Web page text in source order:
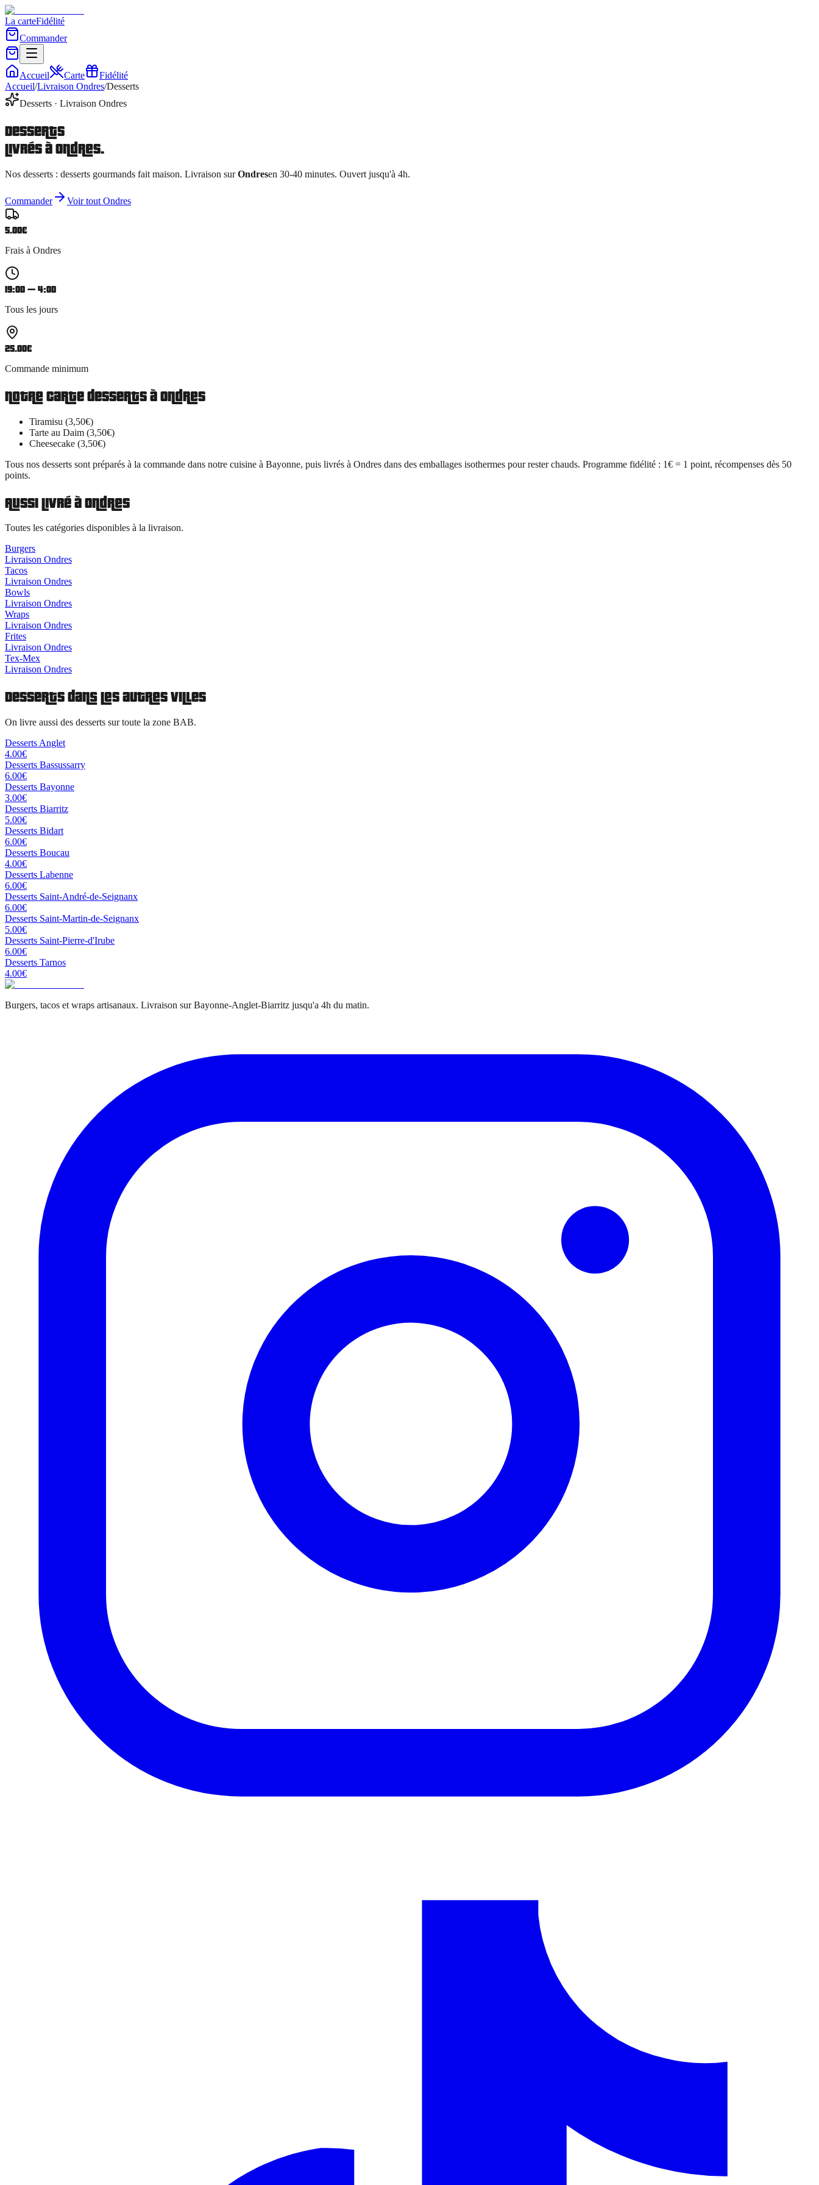
La carteFidélité
Commander
Accueil Carte
Fidélité
Accueil/Livraison Ondres/Desserts
Desserts · Livraison Ondres
Desserts
livrés àOndres.
Nos desserts : desserts gourmands fait maison. Livraison sur Ondresen 30-40 minutes. Ouvert jusqu'à 4h.
Commander Voir tout Ondres
5.00€
Frais à Ondres
19:00 — 4:00
Tous les jours
25.00€
Commande minimum
Notre cartedessertsàOndres
Tiramisu (3,50€)
Tarte au Daim (3,50€)
Cheesecake (3,50€)
Tous nos desserts sont préparés à la commande dans notre cuisine à Bayonne, puis livrés à Ondres dans des emballages isothermes pour rester chauds. Programme fidélité : 1€ = 1 point, récompenses dès 50
points.
Aussi livré àOndres
Toutes les catégories disponibles à la livraison.
Burgers
Livraison Ondres
Tacos
Livraison Ondres
Bowls
Livraison Ondres
Wraps
Livraison Ondres
Frites
Livraison Ondres
Tex-Mex
Livraison Ondres
Dessertsdans les autres villes
On livre aussi des desserts sur toute la zone BAB.
Desserts Anglet
4.00€
Desserts Bassussarry
6.00€
Desserts Bayonne
3.00€
Desserts Biarritz
5.00€
Desserts Bidart
6.00€
Desserts Boucau
4.00€
Desserts Labenne
6.00€
Desserts Saint-André-de-Seignanx
6.00€
Desserts Saint-Martin-de-Seignanx
5.00€
Desserts Saint-Pierre-d'Irube
6.00€
Desserts Tarnos
4.00€
Burgers, tacos et wraps artisanaux. Livraison sur Bayonne-Anglet-Biarritz jusqu'a 4h du matin.